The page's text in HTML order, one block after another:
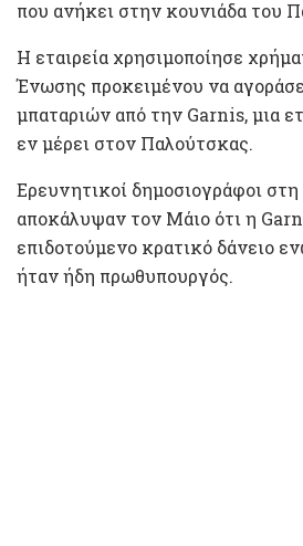
που ανήκει στην κουνιάδα του
Η εταιρεία χρησιμοποίησε
Ένωσης προκειμένου να
μπαταριών από την Garnis, μια
εν μέρει στον Παλούτσκας.
Ερευνητικοί δημοσιογράφοι στη
αποκάλυψαν τον Μάιο ότι η
επιδοτούμενο κρατικό δάνειο
ήταν ήδη πρωθυπουργός.